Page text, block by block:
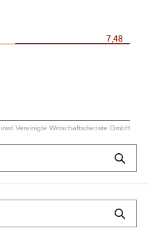
7,48
7,48
vwd Vereinigte Wirtschaftsdienste GmbH